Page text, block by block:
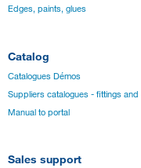
Edges, paints, glues
Catalog
Catalogues Démos
Suppliers catalogues - fittings
Manual to portal
Sales support